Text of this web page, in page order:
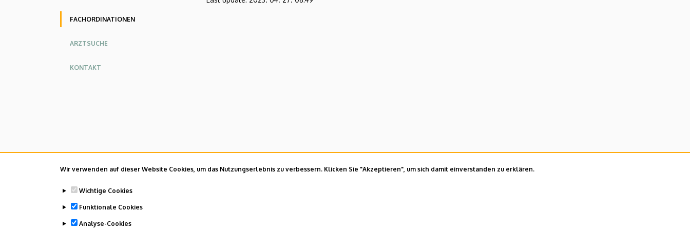
Wir verwenden auf dieser Website Cookies, um das Nutzungserlebnis zu verbessern. Klicken Sie "Akzeptieren", um sich damit einverstanden zu erklären.
Wichtige Cookies
Funktionale Cookies
Analyse-Cookies
FACHORDINATIONEN
ARZTSUCHE
KONTAKT